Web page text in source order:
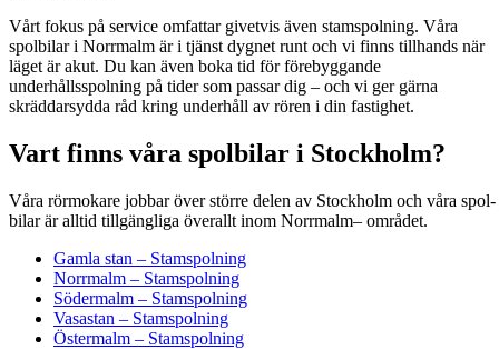
Vårt fokus på service omfattar givetvis även stamspolning. Våra
spolbilar i Norrmalm är i tjänst dygnet runt och vi finns tillhands när
läget är akut. Du kan även boka tid för förebyggande
underhållsspolning på tider som passar dig – och vi ger gärna
skräddarsydda råd kring underhåll av rören i din fastighet.
Vart finns våra spolbilar i Stockholm?
Våra rörmokare job­bar över större delen av Stock­holm och våra spol­
bi­lar är alltid till­gäng­li­ga över­allt inom Nor­rmalm– området.
Gamla stan – Stamspolning
Norrmalm – Stamspolning
Södermalm – Stamspolning
Vasastan – Stamspolning
Östermalm – Stamspolning